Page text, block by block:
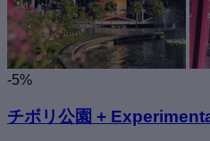
-5%
チボリ公園 +